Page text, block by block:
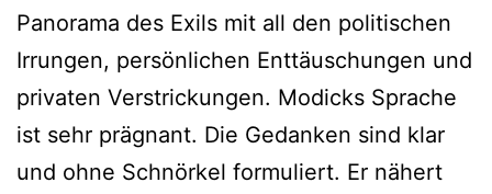
Panorama des Exils mit all den politischen
Irrungen, persönlichen Enttäuschungen und
privaten Verstrickungen. Modicks Sprache
ist sehr prägnant. Die Gedanken sind klar
und ohne Schnörkel formuliert. Er nähert